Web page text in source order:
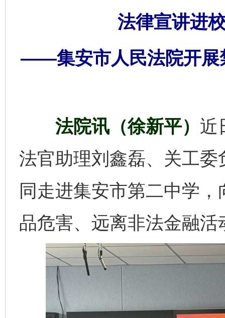
法律宣讲进
——集安市人民法院开展
法院讯（徐新平） 近
法官助理刘鑫磊、关工
同走进集安市第二中学
品危害、远离非法金融活